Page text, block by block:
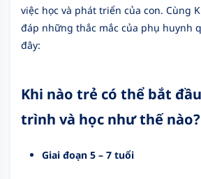
việc học và phát triển của con. Cùng
đáp những thắc mắc của phụ huynh
đây:
Khi nào trẻ có thể bắt
trình và học như thế nào?
Giai đoạn 5 – 7 tuổi